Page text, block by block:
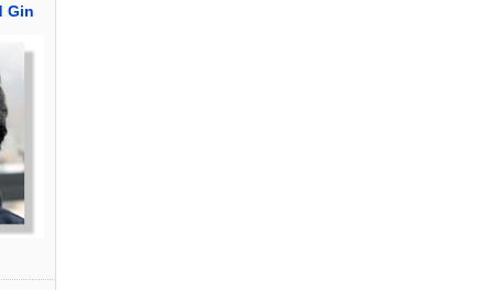
Gin